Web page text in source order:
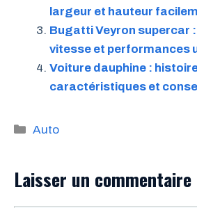
largeur et hauteur
Bugatti Veyron supercar
vitesse et performances
Voiture dauphine :
caractéristiques et
Catégories
Auto
Laisser un commentaire